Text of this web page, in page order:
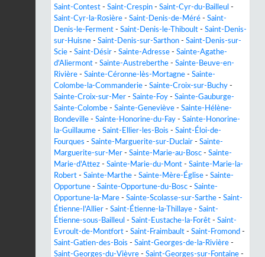
Saint-Contest - Saint-Crespin - Saint-Cyr-du-Bailleul -
Saint-Cyr-la-Rosière - Saint-Denis-de-Méré - Saint-
Denis-le-Ferment - Saint-Denis-le-Thiboult - Saint-Denis-
sur-Huisne - Saint-Denis-sur-Sarthon - Saint-Denis-sur-
Scie - Saint-Désir - Sainte-Adresse - Sainte-Agathe-
d'Aliermont - Sainte-Austreberthe - Sainte-Beuve-en-
Rivière - Sainte-Céronne-lès-Mortagne - Sainte-
Colombe-la-Commanderie - Sainte-Croix-sur-Buchy -
Sainte-Croix-sur-Mer - Sainte-Foy - Sainte-Gauburge-
Sainte-Colombe - Sainte-Geneviève - Sainte-Hélène-
Bondeville - Sainte-Honorine-du-Fay - Sainte-Honorine-
la-Guillaume - Saint-Ellier-les-Bois - Saint-Éloi-de-
Fourques - Sainte-Marguerite-sur-Duclair - Sainte-
Marguerite-sur-Mer - Sainte-Marie-au-Bosc - Sainte-
Marie-d'Attez - Sainte-Marie-du-Mont - Sainte-Marie-la-
Robert - Sainte-Marthe - Sainte-Mère-Église - Sainte-
Opportune - Sainte-Opportune-du-Bosc - Sainte-
Opportune-la-Mare - Sainte-Scolasse-sur-Sarthe - Saint-
Étienne-l'Allier - Saint-Étienne-la-Thillaye - Saint-
Étienne-sous-Bailleul - Saint-Eustache-la-Forêt - Saint-
Evroult-de-Montfort - Saint-Fraimbault - Saint-Fromond -
Saint-Gatien-des-Bois - Saint-Georges-de-la-Rivière -
Saint-Georges-du-Vièvre - Saint-Georges-sur-Fontaine -